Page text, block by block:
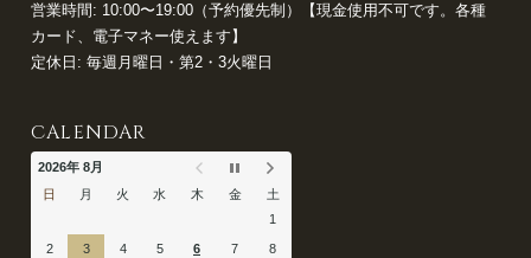
営業時間: 10:00〜19:00（予約優先制）【現金使用不可です。各種
カード、電子マネー使えます】
定休日: 毎週月曜日・第2・3火曜日
CALENDAR
2026年 8月
日
月 火 水 木 金
土
1
2 3 4 5 6 7 8